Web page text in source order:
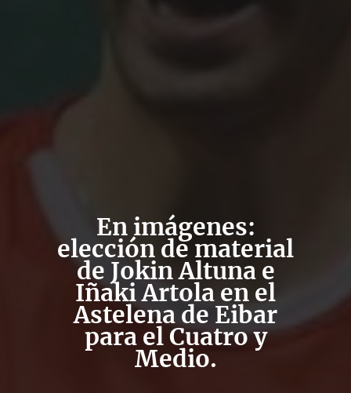
En imágenes:
elección de material
de Jokin Altuna e
Iñaki Artola en el
Astelena de Eibar
para el Cuatro y
Medio.